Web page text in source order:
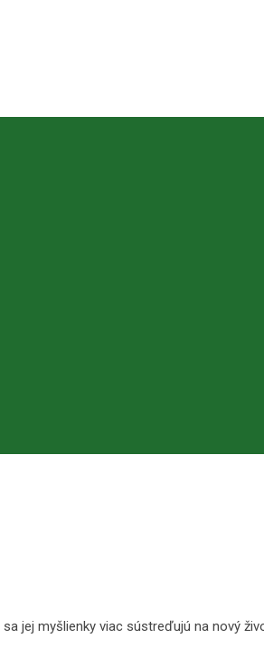
jej myšlienky viac sústreďujú na nový